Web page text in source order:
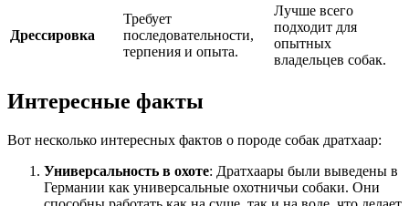
Дрессировка
Требует
последовательности,
терпения и опыта.
Лучше всего
подходит для
опытных
владельцев собак.
Интересные факты
Вот несколько интересных фактов о породе собак дратхаар:
Универсальность в охоте: Дратхаары были выведены в
Германии как универсальные охотничьи собаки. Они